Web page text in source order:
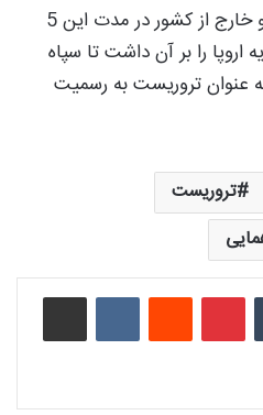
اتحاد و یکدلی مردم در ایران و خارج از کشور در مدت این 5
اروپا را بر آن داشت تا سپاه
عنوان تروریست به رسمیت
تروریست
‫تامبلر ‫پین‌ترست‫رددیت ‫VKontakteاشتراک گذاری از طریق ایمیل